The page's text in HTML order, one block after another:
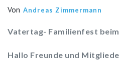
Von Andreas Zimmermann
Vatertag- Familienfest beim
Hallo Freunde und